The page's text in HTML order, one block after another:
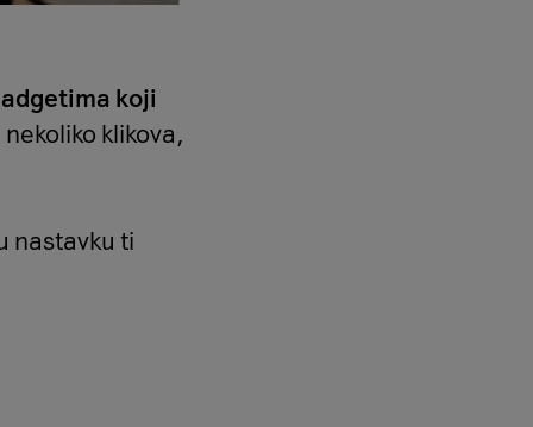
koji
klikova,
nastavku ti